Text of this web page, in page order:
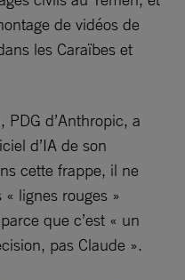
de vidéos de
les Caraïbes et
PDG d’Anthropic, a
d’IA de son
cette frappe, il ne
« lignes rouges »
que c’est « un
pas Claude ».